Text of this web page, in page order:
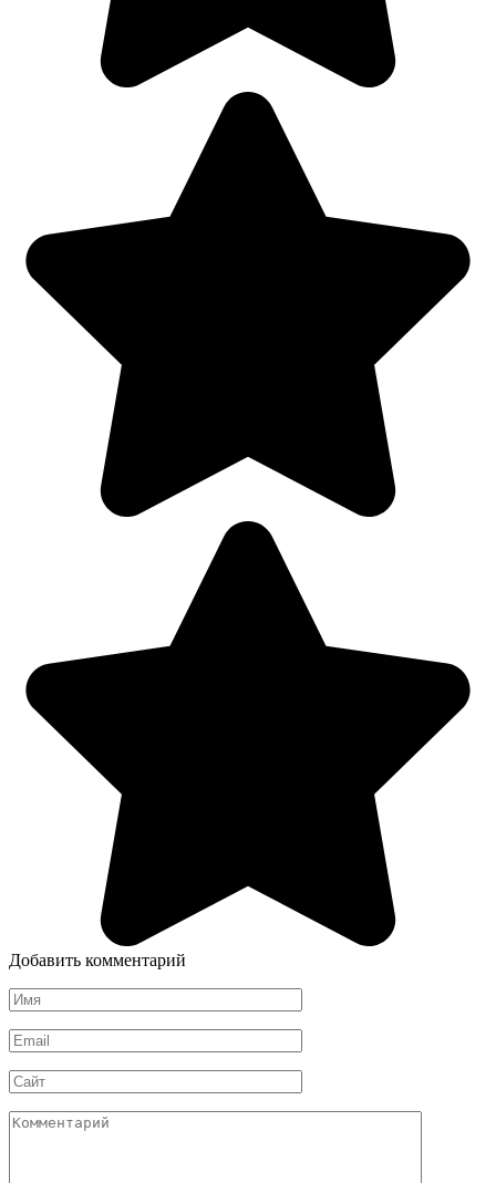
Добавить комментарий
Имя
*
Email
*
Сайт
Комментарий